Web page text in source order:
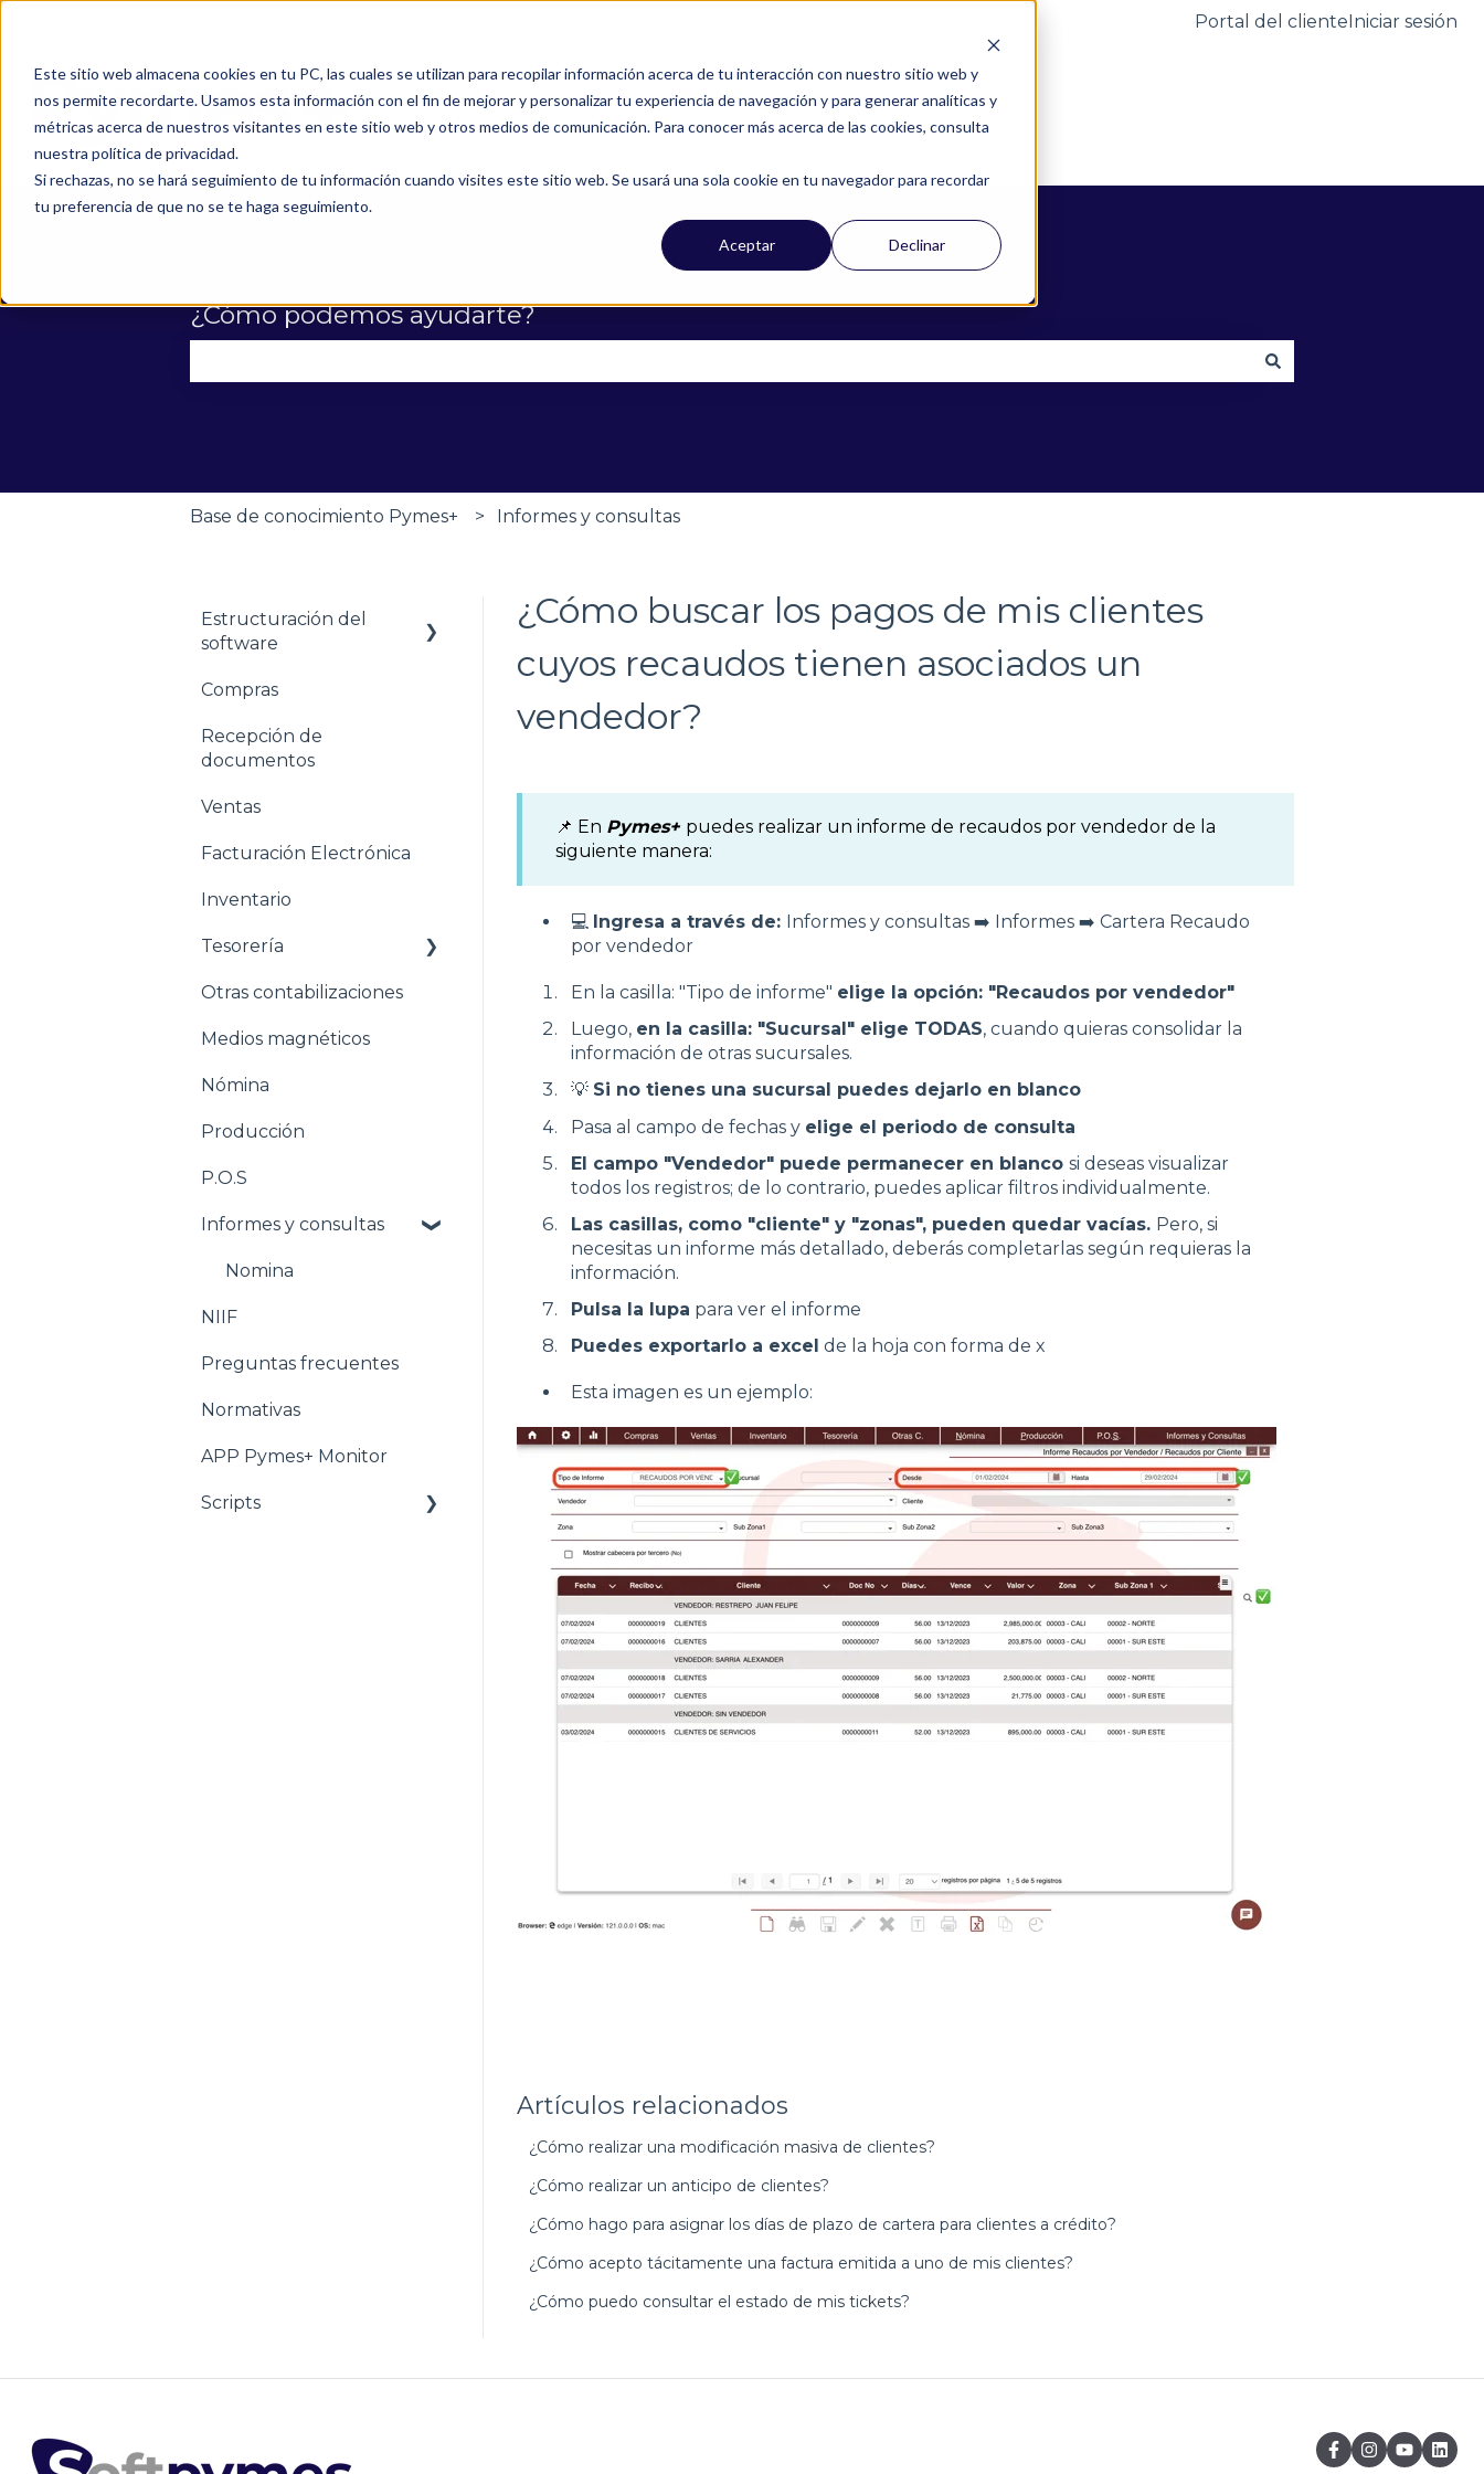
Este sitio web almacena cookies en tu PC, las cuales se utilizan para recopilar información acerca de tu interacción con nuestro sitio web y
nos permite recordarte. Usamos esta información con el fin de mejorar y personalizar tu experiencia de navegación y para generar analíticas y
métricas acerca de nuestros visitantes en este sitio web y otros medios de comunicación. Para conocer más acerca de las cookies, consulta
nuestra política de privacidad.
Si rechazas, no se hará seguimiento de tu información cuando visites este sitio web. Se usará una sola cookie en tu navegador para recordar
tu preferencia de que no se te haga seguimiento.
Aceptar Declinar
Portal del clienteIniciar sesión
¿Cómo podemos ayudarte?
Base de conocimiento Pymes+ Informes y consultas
¿Cómo buscar los pagos de mis clientes
cuyos recaudos tienen asociados un
vendedor?
📌 En Pymes+ puedes realizar un informe de recaudos por vendedor de la
siguiente manera:
💻 Ingresa a través de: Informes y consultas ➡️ Informes ➡️ Cartera Recaudo
por vendedor
En la casilla: "Tipo de informe" elige la opción: "Recaudos por vendedor"
Luego, en la casilla: "Sucursal" elige TODAS, cuando quieras consolidar la
información de otras sucursales.
💡 Si no tienes una sucursal puedes dejarlo en blanco
Pasa al campo de fechas y elige el periodo de consulta
El campo "Vendedor" puede permanecer en blanco si deseas visualizar
todos los registros; de lo contrario, puedes aplicar filtros individualmente.
Las casillas, como "cliente" y "zonas", pueden quedar vacías. Pero, si
necesitas un informe más detallado, deberás completarlas según requieras la
información.
Pulsa la lupa para ver el informe
Puedes exportarlo a excel de la hoja con forma de x
Esta imagen es un ejemplo:
Artículos relacionados
¿Cómo realizar una modificación masiva de clientes?
¿Cómo realizar un anticipo de clientes?
¿Cómo hago para asignar los días de plazo de cartera para clientes a crédito?
¿Cómo acepto tácitamente una factura emitida a uno de mis clientes?
¿Cómo puedo consultar el estado de mis tickets?
Estructuración del
software
Pasos para configurar
Estructuración General
Estructuración
Compras
Estructuración Ventas
Estructuración
Tesorería
Pasos para configurar la
Producción
Estructuración
POS
Estructuración POS
Estructuración
Compras
Recepción de
documentos
Ventas
Facturación Electrónica
Inventario
Tesorería
Conciliacion bancaria
Otras contabilizaciones
Medios magnéticos
Nómina
Producción
P.O.S
Informes y consultas
Nomina
NIIF
Preguntas frecuentes
Normativas
APP Pymes+ Monitor
Scripts